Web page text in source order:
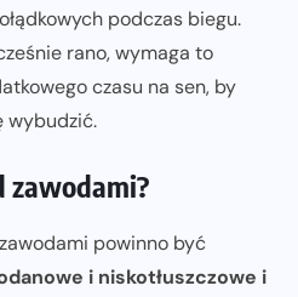
podczas biegu.
rano, wymaga to
czasu na sen, by
wybudzić.
zawodami?
powinno być
i niskotłuszczowe i